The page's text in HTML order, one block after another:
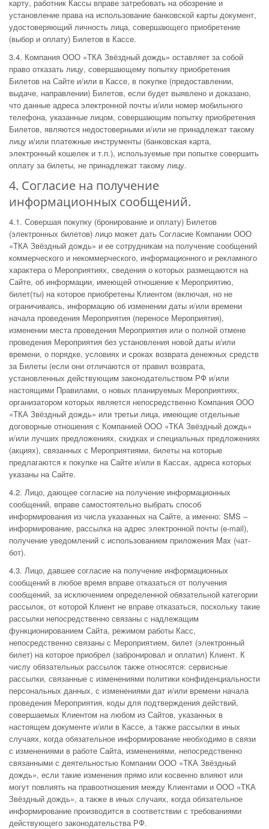
карту, работник Кассы вправе затребовать на обозрение и
установление права на использование банковской карты документ,
удостоверяющий личность лица, совершающего приобретение
(выбор и оплату) Билетов в Кассе.
3.4. Компания ООО «ТКА Звёздный дождь» оставляет за собой
право отказать лицу, совершающему попытку приобретения
Билетов на Сайте и/или в Кассе, в покупке (предоставлении,
выдаче, направлении) Билетов, если будет выявлено и доказано,
что данные адреса электронной почты и/или номер мобильного
телефона, указанные лицом, совершающим попытку приобретения
Билетов, являются недостоверными и/или не принадлежат такому
лицу и/или платежные инструменты (банковская карта,
электронный кошелек и т.п.), используемые при попытке совершить
оплату за билеты, не принадлежат такому лицу.
4. Согласие на получение
информационных сообщений.
4.1. Совершая покупку (бронирование и оплату) Билетов
(электронных билетов) лицо может дать Согласие Компании ООО
«ТКА Звёздный дождь» и ее сотрудникам на получение сообщений
коммерческого и некоммерческого, информационного и рекламного
характера о Мероприятиях, сведения о которых размещаются на
Сайте, об информации, имеющей отношение к Мероприятию,
билет(ты) на которое приобретены Клиентом (включая, но не
ограничиваясь, информацию об изменении даты и/или времени
начала проведения Мероприятия (переносе Мероприятия),
изменении места проведения Мероприятия или о полной отмене
проведения Мероприятия без установления новой даты и/или
времени, о порядке, условиях и сроках возврата денежных средств
за Билеты (если они отличаются от правил возврата,
установленных действующим законодательством РФ и/или
настоящими Правилами, о новых планируемых Мероприятиях,
организатором которых является непосредственно Компания ООО
«ТКА Звёздный дождь» или третьи лица, имеющие отдельные
договорные отношения с Компанией ООО «ТКА Звёздный дождь»
и/или лучших предложениях, скидках и специальных предложениях
(акциях), связанных с Мероприятиями, билеты на которые
предлагаются к покупке на Сайте и/или в Кассах, адреса которых
указаны на Сайте.
4.2. Лицо, дающее согласие на получение информационных
сообщений, вправе самостоятельно выбрать способ
информирования из числа указанных на Сайте, а именно: SMS –
информирование, рассылка на адрес электронной почты (e-mail),
получение уведомлений с использованием приложения Max (чат-
бот).
4.3. Лицо, давшее согласие на получение информационных
сообщений в любое время вправе отказаться от получения
сообщений, за исключением определенной обязательной категории
рассылок, от которой Клиент не вправе отказаться, поскольку такие
рассылки непосредственно связаны с надлежащим
функционированием Сайта, режимом работы Касс,
непосредственно связаны с Мероприятием, билет (электронный
билет) на которое приобрел (забронировал и оплатил) Клиент. К
числу обязательных рассылок также относятся: сервисные
рассылки, связанные с изменениями политики конфиденциальности
персональных данных, с изменениями дат и/или времени начала
проведения Мероприятия, коды для подтверждения действий,
совершаемых Клиентом на любом из Сайтов, указанных в
настоящем документе и/или в Кассе, а также рассылки в иных
случаях, когда обязательное информирование необходимо в связи
с изменениями в работе Сайта, изменениями, непосредственно
связанными с деятельностью Компании ООО «ТКА Звёздный
дождь», если такие изменения прямо или косвенно влияют или
могут повлиять на правоотношения между Клиентами и ООО «ТКА
Звёздный дождь», а также в иных случаях, когда обязательное
информирование производится в соответствии с требованиями
действующего законодательства РФ.